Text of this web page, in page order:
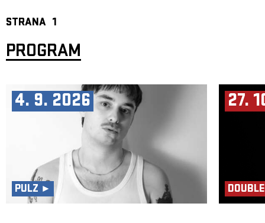
STRANA 1
PROGRAM
4. 9. 2026
PULZ ►
27.